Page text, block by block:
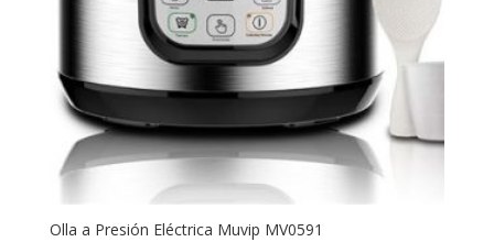
Olla a Presión Eléctrica Muvip MV0591